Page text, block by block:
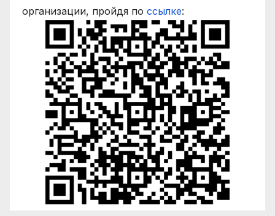
организации, пройдя по ссылке: